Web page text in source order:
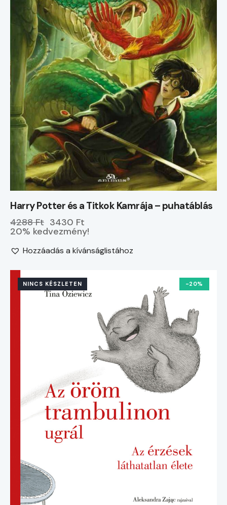
Harry Potter és a Titkok Kamrája – puhatáblás
4288 Ft 3430 Ft
20% kedvezmény!
Hozzáadás a kívánságlistához
NINCS KÉSZLETEN -20%